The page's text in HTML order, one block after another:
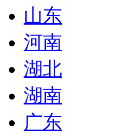
山东
河南
湖北
湖南
广东